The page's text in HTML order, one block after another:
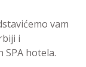
vam
i
hotela.